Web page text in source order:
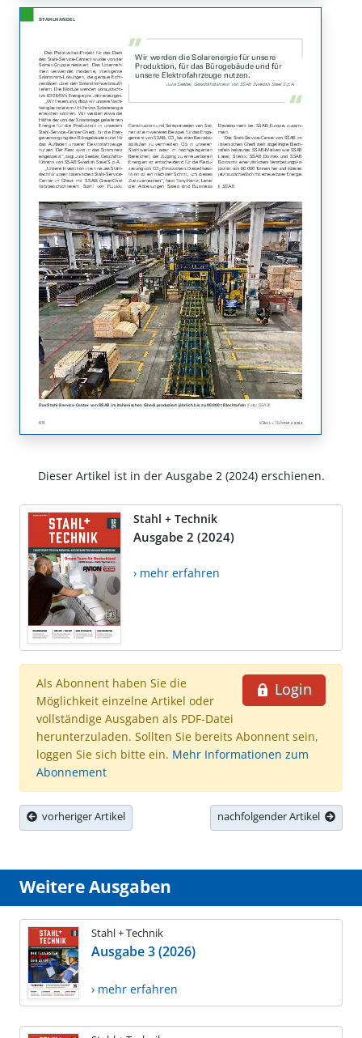
Dieser Artikel ist in der Ausgabe 2 (2024) erschienen.
Stahl + Technik
Ausgabe 2 (2024)
› mehr erfahren
Login
Als Abonnent haben Sie die
Möglichkeit einzelne Artikel oder
vollständige Ausgaben als PDF-Datei
herunterzuladen. Sollten Sie bereits Abonnent sein,
loggen Sie sich bitte ein. Mehr Informationen zum
Abonnement
vorheriger Artikel nachfolgender Artikel
Weitere Ausgaben
Stahl + Technik
Ausgabe 3 (2026)
› mehr erfahren